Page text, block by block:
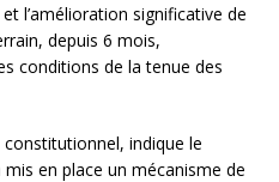
l’amélioration significative de
depuis 6 mois,
conditions de la tenue des
indique le
en place un mécanisme de